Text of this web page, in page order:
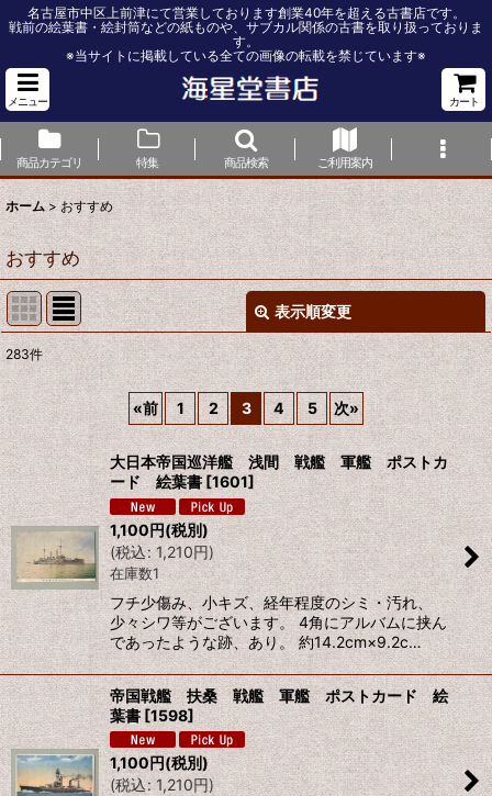
名古屋市中区上前津にて営業しております創業40年を超える古書店です。
戦前の絵葉書・絵封筒などの紙ものや、サブカル関係の古書を取り扱っておりま
す。
※当サイトに掲載している全ての画像の転載を禁じています※
メニュー カート
商品カテゴリ 特集 商品検索 ご利用案内
ホーム > おすすめ
おすすめ
表示順変更
表示数 :
並び順
絞り込む
283件
«前 1 2 3 4 5 次»
大日本帝国巡洋艦 浅間 戦艦 軍艦 ポストカ
ード 絵葉書 [1601]
1,100円(税別)
(税込: 1,210円)
在庫数1
フチ少傷み、小キズ、経年程度のシミ・汚れ、
少々シワ等がございます。 4角にアルバムに挟ん
であったような跡、あり。 約14.2cm×9.2c…
帝国戦艦 扶桑 戦艦 軍艦 ポストカード 絵
葉書 [1598]
1,100円(税別)
(税込: 1,210円)